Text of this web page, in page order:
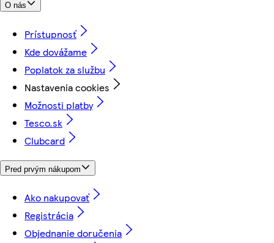
O nás
Prístupnosť
Kde dovážame
Poplatok za službu
Nastavenia cookies
Možnosti platby
Tesco.sk
Clubcard
Pred prvým nákupom
Ako nakupovať
Registrácia
Objednanie doručenia